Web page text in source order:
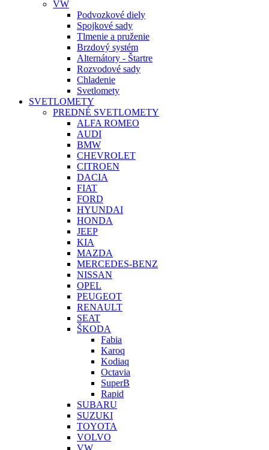
VW
Podvozkové diely
Spojkové sady
Tlmenie a pruženie
Brzdový systém
Alternátory - Štartre
Rozvodové sady
Chladenie
Svetlomety
SVETLOMETY
PREDNÉ SVETLOMETY
ALFA ROMEO
AUDI
BMW
CHEVROLET
CITROEN
DACIA
FIAT
FORD
HYUNDAI
HONDA
JEEP
KIA
MAZDA
MERCEDES-BENZ
NISSAN
OPEL
PEUGEOT
RENAULT
SEAT
ŠKODA
Fabia
Karoq
Kodiaq
Octavia
SuperB
Rapid
SUBARU
SUZUKI
TOYOTA
VOLVO
VW